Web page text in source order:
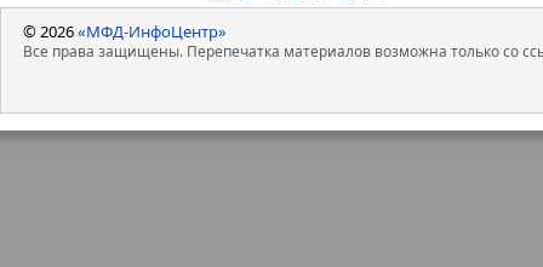
© 2026«МФД-ИнфоЦентр»
Все права защищены. Перепечатка материалов возможна только со